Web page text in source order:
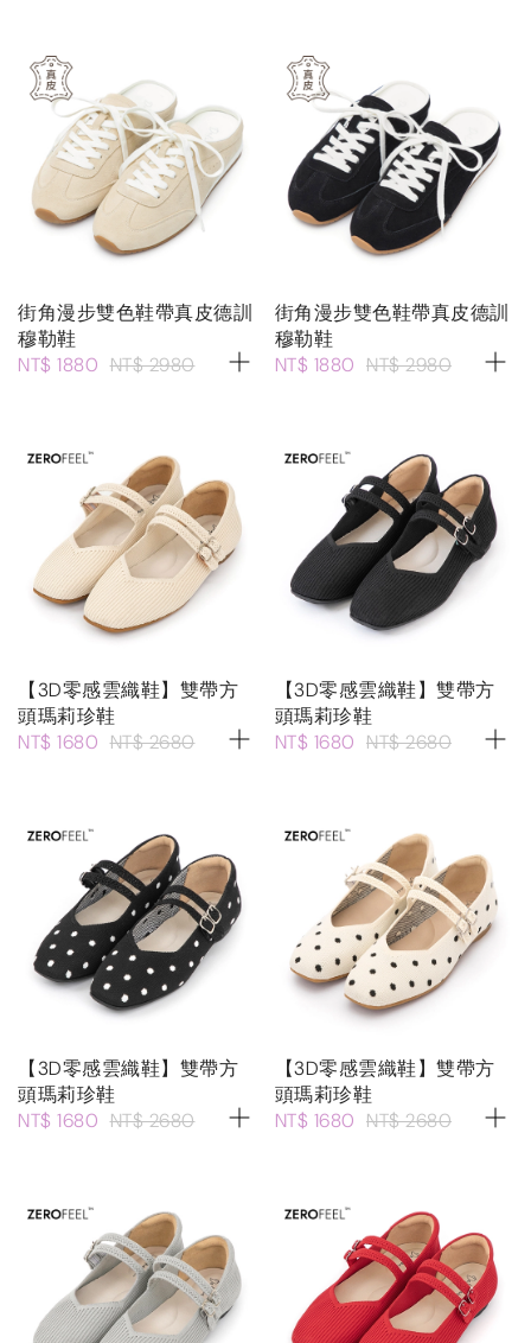
街角漫步雙色鞋帶真皮德訓
穆勒鞋
NT$ 1880 NT$ 2980
街角漫步雙色鞋帶真皮德訓
穆勒鞋
NT$ 1880 NT$ 2980
【3D零感雲織鞋】雙帶方
頭瑪莉珍鞋
NT$ 1680 NT$ 2680
【3D零感雲織鞋】雙帶方
頭瑪莉珍鞋
NT$ 1680 NT$ 2680
【3D零感雲織鞋】雙帶方
頭瑪莉珍鞋
NT$ 1680 NT$ 2680
【3D零感雲織鞋】雙帶方
頭瑪莉珍鞋
NT$ 1680 NT$ 2680